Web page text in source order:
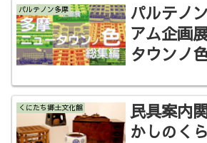
パルテノン多摩
パルテノ
アム企画
タウンノ
くにたち郷土文化館
民具案内
かしのく